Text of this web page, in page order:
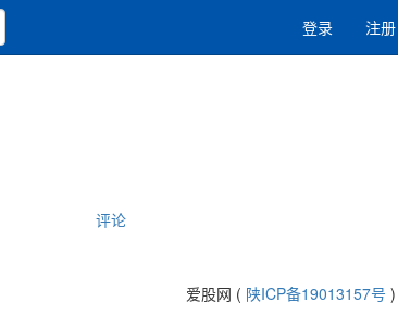
登录 注册
评论
爱股网 ( 陕ICP备19013157号 )